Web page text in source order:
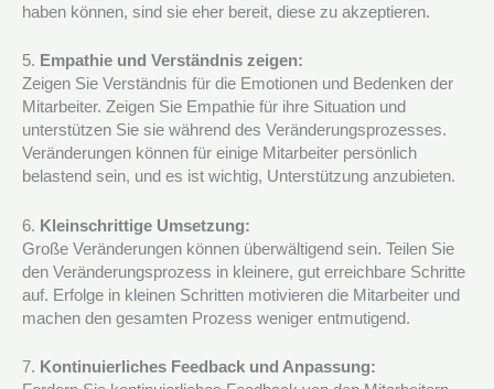
haben können, sind sie eher bereit, diese zu akzeptieren.
5. Empathie und Verständnis zeigen:
Zeigen Sie Verständnis für die Emotionen und Bedenken der
Mitarbeiter. Zeigen Sie Empathie für ihre Situation und
unterstützen Sie sie während des Veränderungsprozesses.
Veränderungen können für einige Mitarbeiter persönlich
belastend sein, und es ist wichtig, Unterstützung anzubieten.
6. Kleinschrittige Umsetzung:
Große Veränderungen können überwältigend sein. Teilen Sie
den Veränderungsprozess in kleinere, gut erreichbare Schritte
auf. Erfolge in kleinen Schritten motivieren die Mitarbeiter und
machen den gesamten Prozess weniger entmutigend.
7. Kontinuierliches Feedback und Anpassung: